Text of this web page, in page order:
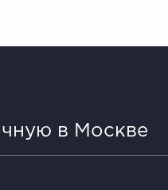
в Москве